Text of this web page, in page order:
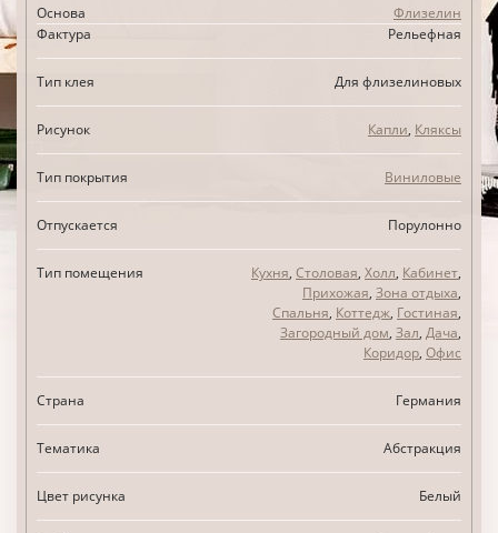
Основа
Флизелин
Фактура
Рельефная
Тип клея Для флизелиновых
Рисунок Капли, Кляксы
Тип покрытия Виниловые
Отпускается Порулонно
Тип помещения Кухня, Столовая, Холл, Кабинет,
Прихожая, Зона отдыха,
Спальня, Коттедж, Гостиная,
Загородный дом, Зал, Дача,
Коридор, Офис
Страна Германия
Тематика Абстракция
Цвет рисунка Белый